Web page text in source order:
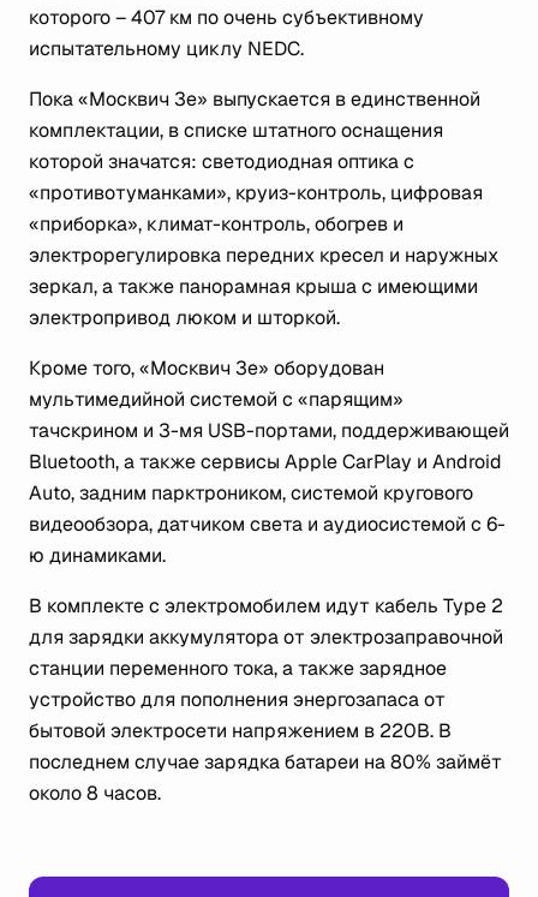
которого – 407 км по очень субъективному
испытательному циклу NEDC.
Пока «Москвич 3е» выпускается в единственной
комплектации, в списке штатного оснащения
которой значатся: светодиодная оптика с
«противотуманками», круиз-контроль, цифровая
«приборка», климат-контроль, обогрев и
электрорегулировка передних кресел и наружных
зеркал, а также панорамная крыша с имеющими
электропривод люком и шторкой.
Кроме того, «Москвич 3е» оборудован
мультимедийной системой с «парящим»
тачскрином и 3-мя USB-портами, поддерживающей
Bluetooth, а также сервисы Apple CarPlay и Android
Auto, задним парктроником, системой кругового
видеообзора, датчиком света и аудиосистемой с 6-
ю динамиками.
В комплекте с электромобилем идут кабель Type 2
для зарядки аккумулятора от электрозаправочной
станции переменного тока, а также зарядное
устройство для пополнения энергозапаса от
бытовой электросети напряжением в 220В. В
последнем случае зарядка батареи на 80% займёт
около 8 часов.